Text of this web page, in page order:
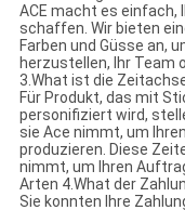
ACE macht es einfach,
schaffen. Wir bieten
Farben und Güsse an,
herzustellen, Ihr Team
3.What ist die
Für Produkt, das mit
personifiziert wird,
sie Ace nimmt, um
produzieren. Diese
nimmt, um Ihren
Arten 4.What der
Sie konnten Ihre